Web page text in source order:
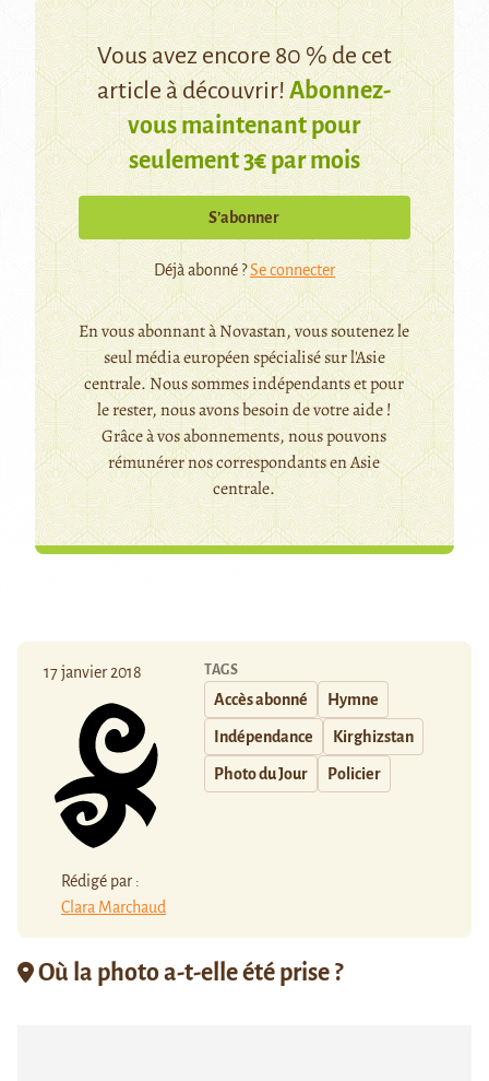
Vous avez encore 80 % de cet
article à découvrir!Abonnez-
vous maintenant pour
seulement 3€ par mois
S’abonner
Déjà abonné ?Se connecter
En vous abonnant à Novastan, vous soutenez le
seul média européen spécialisé sur l'Asie
centrale. Nous sommes indépendants et pour
le rester, nous avons besoin de votre aide !
Grâce à vos abonnements, nous pouvons
rémunérer nos correspondants en Asie
centrale.
17 janvier 2018
Rédigé par :
Clara Marchaud
TAGS
Accès abonné Hymne
Indépendance Kirghizstan
Photo du Jour Policier
Où la photo a-t-elle été prise ?